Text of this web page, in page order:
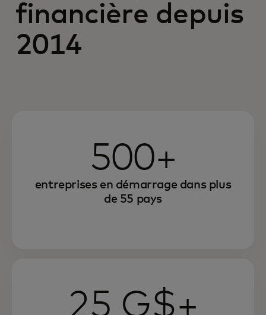
financière depuis
2014
500+
entreprises en démarrage dans plus
de 55 pays
25 G$+